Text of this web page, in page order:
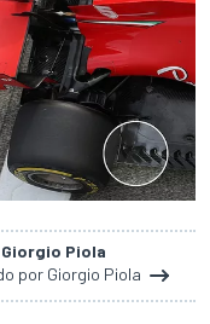
Piola
por Giorgio Piola